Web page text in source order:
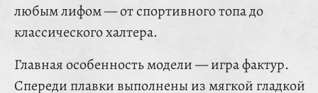
любым лифом — от спортивного топа до
классического халтера.
Главная особенность модели — игра фактур.
Спереди плавки выполнены из мягкой гладкой